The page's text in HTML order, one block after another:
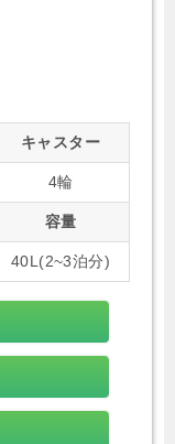
キャスター
4輪
容量
40L(2~3泊分)